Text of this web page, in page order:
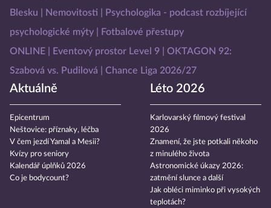
Blesku
Nemovitosti
Psychologika - podcast rozbíjející
psychologické mýty
Fotbalové přestupy
ONLINE
Eventový prostor Level 9
OKTAGON 92:
Szabová vs. Pudilová
Chance Liga 2026/27
Aktuálně
Epicentrum
Neštovice: příznaky, léčba
V čem jezdí Yamal a Mesii?
Kvízy pro seniory
Kalendář úplňků 2026
Co je bodycount?
Léto 2026
Karlovarský filmový festival
2026
Znamení, že jste potkali někoho
z minulého života
Astronomické úkazy 2026:
zatmění slunce a další
Jak obléci miminko při vysokých
teplotách?